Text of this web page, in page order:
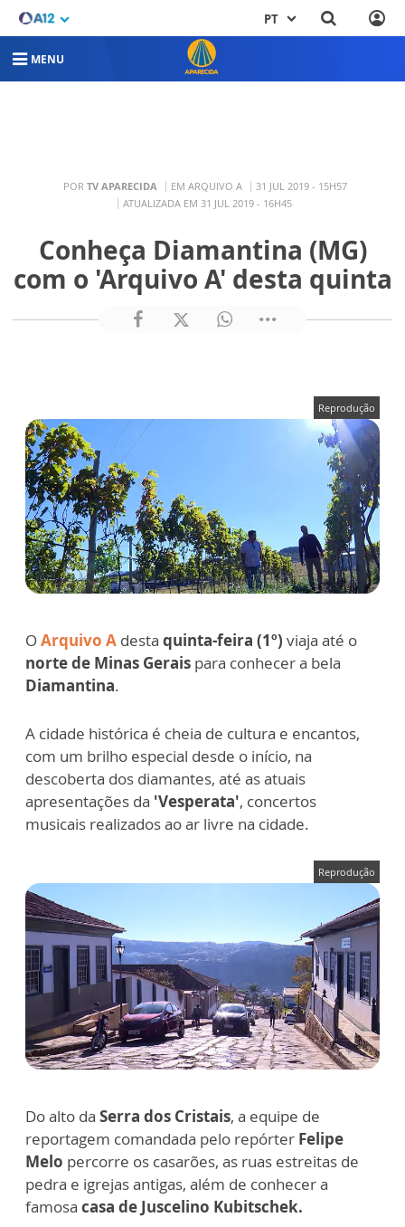
PT
MENU
POR TV APARECIDA EM ARQUIVO A
31 JUL 2019 - 15H57
ATUALIZADA EM 31 JUL 2019 - 16H45
Conheça Diamantina (MG)
com o 'Arquivo A' desta quinta
Reprodução
OArquivo A desta quinta-feira (1º) viaja até o
norte de Minas Gerais para conhecer a bela
Diamantina.
A cidade histórica é cheia de cultura e encantos,
com um brilho especial desde o início, na
descoberta dos diamantes, até as atuais
apresentações da 'Vesperata', concertos
musicais realizados ao ar livre na cidade.
Reprodução
Do alto da Serra dos Cristais, a equipe de
reportagem comandada pelo repórter Felipe
Melo percorre os casarões, as ruas estreitas de
pedra e igrejas antigas, além de conhecer a
famosa casa de Juscelino Kubitschek.